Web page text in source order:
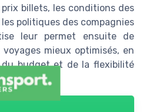
billets, les conditions des
politiques des compagnies
leur permet ensuite de
mieux optimisés, en
budget et de la flexibilité